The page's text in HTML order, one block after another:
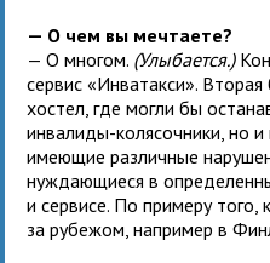
— О чем вы мечтаете?
— О многом. (Улыбается.)
сервис «Инватакси».
хостел, где могли бы
инвалиды-колясочники, но
имеющие различные
нуждающиеся в
и сервисе. По примеру того,
за рубежом, например в